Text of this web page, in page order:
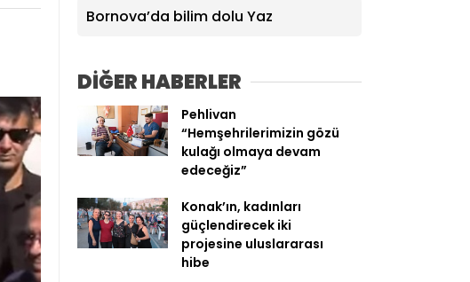
Bornova’da bilim dolu Yaz
DİĞER HABERLER
Pehlivan
“Hemşehrilerimizin gözü
kulağı olmaya devam
edeceğiz”
Konak’ın, kadınları
güçlendirecek iki
projesine uluslararası
hibe